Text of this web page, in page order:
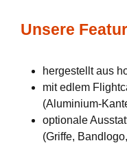
Unsere
hergestellt aus
mit edlem
(Aluminium-
optionale
(Griffe,